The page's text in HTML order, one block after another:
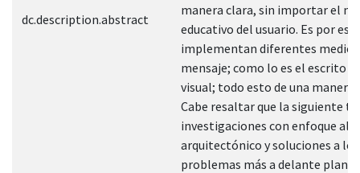
dc.description.abstract
manera clara, sin importar el
educativo del usuario. Es por eso
implementan diferentes medios
mensaje; como lo es el escrito y
visual; todo esto de una manera
Cabe resaltar que la siguiente
investigaciones con enfoque al
arquitectónico y soluciones a los
problemas más a delante